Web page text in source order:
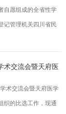
自愿组成的全省性学
记管理机关四川省民
人员1名，具体如下:
政管理、组织协调工
术交流会暨天府医
术交流会暨天府医学
织的比选工作，现通